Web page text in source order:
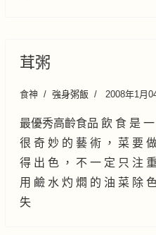
茸粥
食神 強身粥飯 2008年1月
最優秀高齡食品 飲 食 是 一
很 奇 妙 的 藝 術 ， 菜 要
得 出 色 ， 不 一 定 只 注
用 鹼 水 灼 燜 的 油 菜 除
失